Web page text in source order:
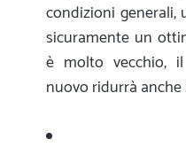
condizioni
sicuramente un
è molto vecchio,
nuovo ridurrà